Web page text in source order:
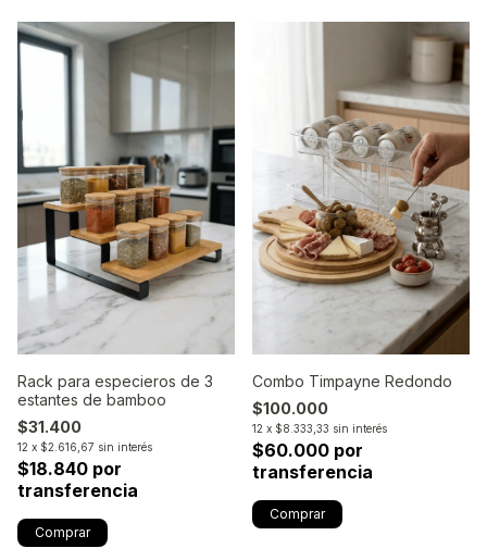
Rack para especieros de 3
estantes de bamboo
$31.400
12 x $2.616,67 sin interés
$18.840 por
transferencia
Combo Timpayne Redondo
$100.000
12 x $8.333,33 sin interés
$60.000 por
transferencia